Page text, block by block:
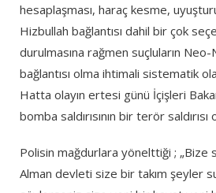
hesaplaşması, haraç kesme,
Hizbullah bağlantısı dahil bir çok
durulmasına rağmen suçluların
bağlantısı olma ihtimali sistematik
Hatta olayın ertesi günü İçişleri
bomba saldırısının bir terör saldırısı
Polisin mağdurlara yönelttiği ; „Bize
Alman devleti size bir takım şeyler